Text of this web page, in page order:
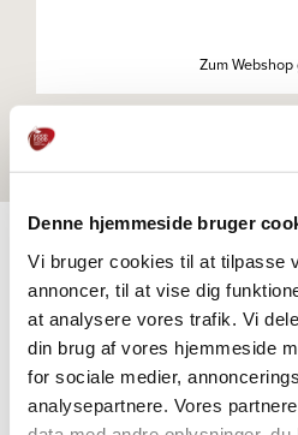
Denne hjemmeside bruger
Vi bruger cookies til at tilpasse
annoncer, til at vise dig
at analysere vores trafik. Vi
din brug af vores hjemmeside
for sociale medier,
analysepartnere. Vores
Zum Webshop
Weitere